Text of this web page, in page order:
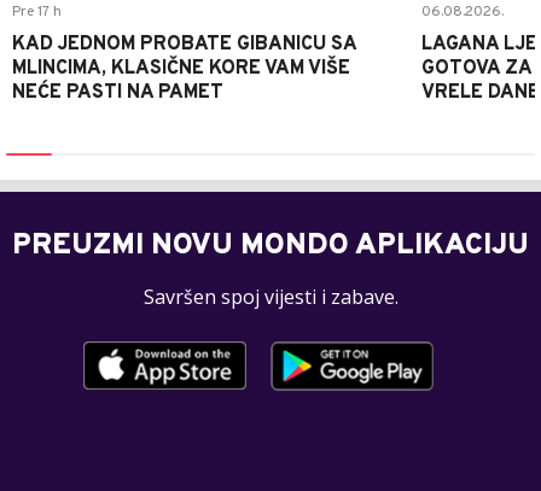
Pre 17 h
KAD JEDNOM PROBATE GIBANICU SA
MLINCIMA, KLASIČNE KORE VAM VIŠE
NEĆE PASTI NA PAMET
06.08.2026.
LAGANA
GOTOVA ZA
VRELE DANE
PREUZMI NOVU MONDO APLIKACIJU
Savršen spoj vijesti i zabave.